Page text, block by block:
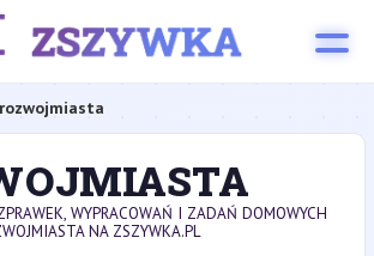
WYPRACOWAŃ I ZADAŃ DOMOWYCH
NA ZSZYWKA.PL